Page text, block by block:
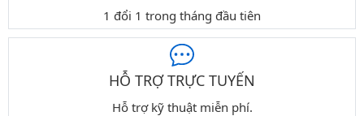
1 đổi 1 trong tháng đầu tiên
HỖ TRỢ TRỰC TUYẾN
Hỗ trợ kỹ thuật miễn phí.